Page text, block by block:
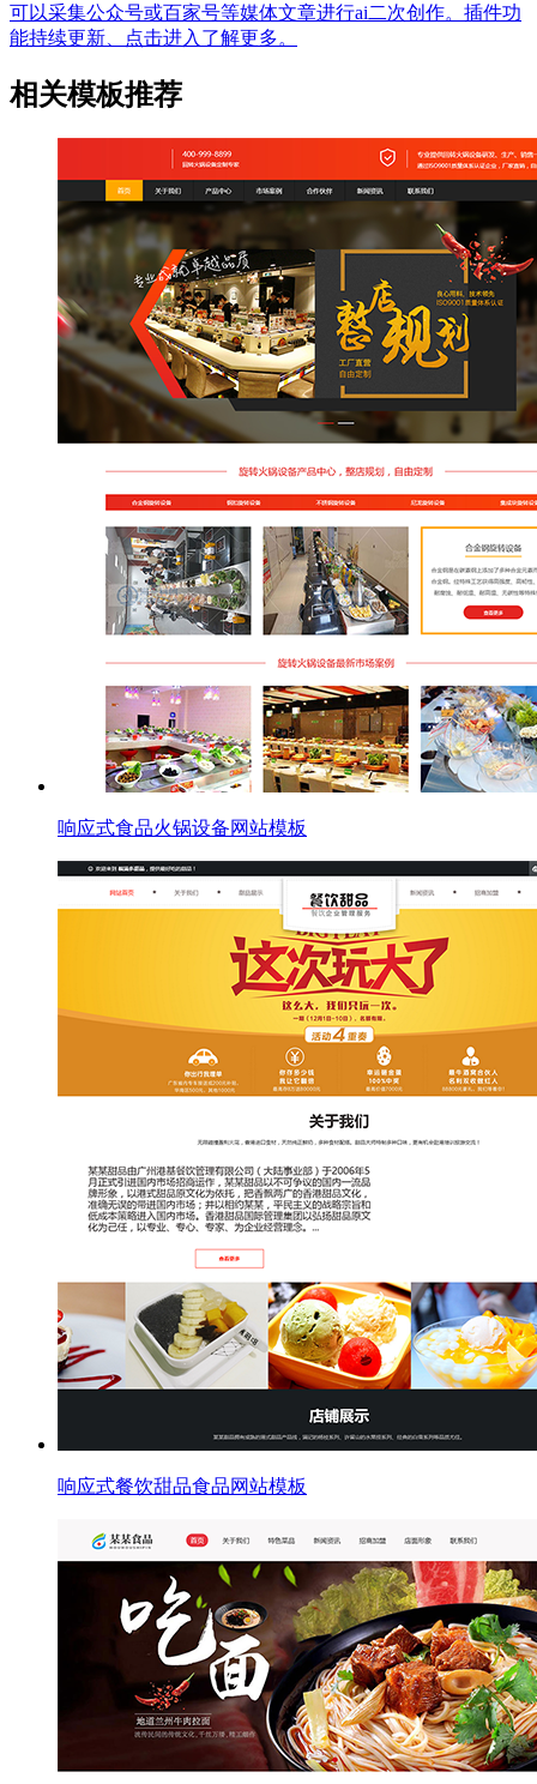
可以采集公众号或百家号等媒体文章进行ai二次创作。插件功
能持续更新、点击进入了解更多。
相关模板推荐
响应式食品火锅设备网站模板
响应式餐饮甜品食品网站模板